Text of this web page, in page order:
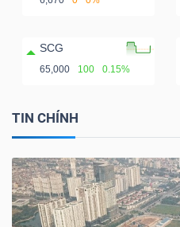
SCG
65,000 100 0.15%
TIN CHÍNH